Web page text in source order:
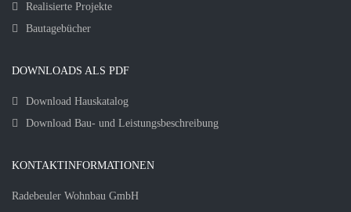
Realisierte Projekte
Bautagebücher
DOWNLOADS ALS PDF
Download Hauskatalog
Download Bau- und Leistungsbeschreibung
KONTAKTINFORMATIONEN
Radebeuler Wohnbau GmbH